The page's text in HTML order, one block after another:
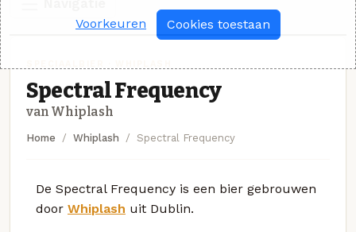
Spectral Frequency
van Whiplash
Home Whiplash Spectral Frequency
De Spectral Frequency is een bier gebrouwen
door Whiplash uit Dublin.
Voorkeuren Cookies toestaan